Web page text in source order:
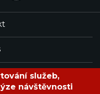
služeb,
návštěvnosti